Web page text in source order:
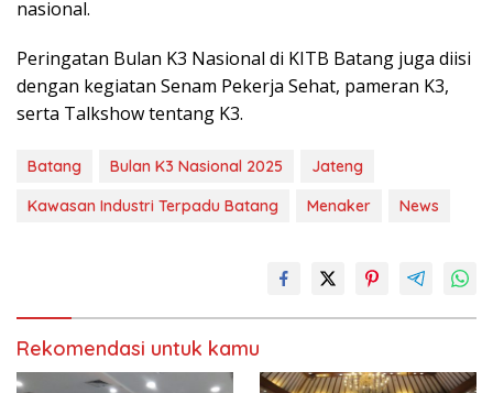
nasional.
Peringatan Bulan K3 Nasional di KITB Batang juga diisi
dengan kegiatan Senam Pekerja Sehat, pameran K3,
serta Talkshow tentang K3.
Batang Bulan K3 Nasional 2025
Jateng
Kawasan Industri Terpadu Batang
Menaker News
Rekomendasi untuk kamu